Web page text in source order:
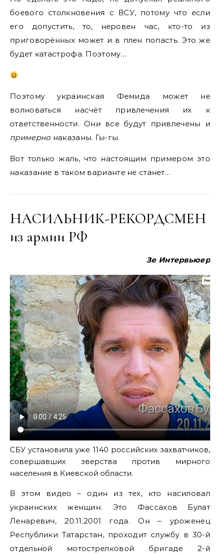
боевого столкновения с ВСУ, потому что если
его допустить, то, неровен час, кто-то из
приговорённых может и в плен попасть. Это же
будет катастрофа. Поэтому…
Поэтому украинская Фемида может не
волноваться насчёт привлечения их к
ответственности. Они все будут привлечены и
примерно наказаны. Гы-гы.
Вот только жаль, что настоящим примером это
наказание в таком варианте не станет…
НАСИЛЬНИК-РЕКОРДСМЕН
из армии РФ
Зе Интервьюер
СБУ установила уже 1140 российских захватчиков,
совершавших зверства против мирного
населения в Киевской области.
В этом видео – один из тех, кто насиловал
украинских женщин. Это Фассахов Булат
Ленаревич, 20.11.2001 года. Он – уроженец
Республики Татарстан, проходит службу в 30-й
отдельной мотострелковой бригаде 2-й